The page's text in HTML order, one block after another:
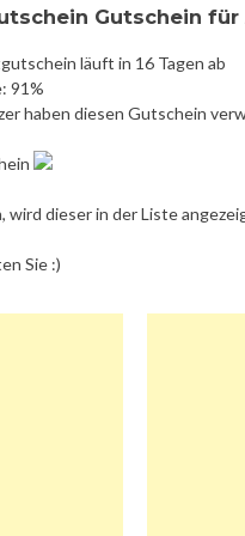
Gutschein
läuft in 16 Tagen ab
91%
haben diesen Gutschein
wird dieser in der Liste
Sie :)